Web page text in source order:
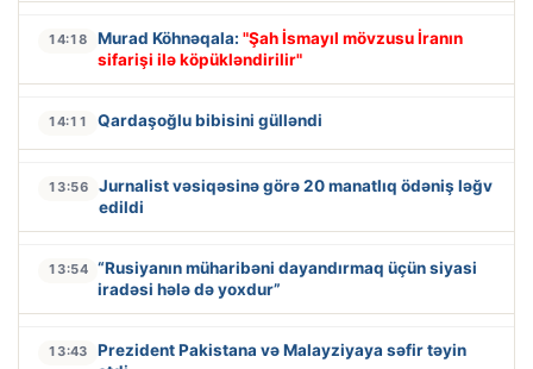
14:18 Murad Köhnəqala: "Şah İsmayıl mövzusu İranın
sifarişi ilə köpükləndirilir"
14:11 Qardaşoğlu bibisini gülləndi
13:56
Jurnalist vəsiqəsinə görə 20 manatlıq ödəniş ləğv
edildi
13:54 “Rusiyanın müharibəni dayandırmaq üçün siyasi
iradəsi hələ də yoxdur”
13:43
Prezident Pakistana və Malayziyaya səfir təyin